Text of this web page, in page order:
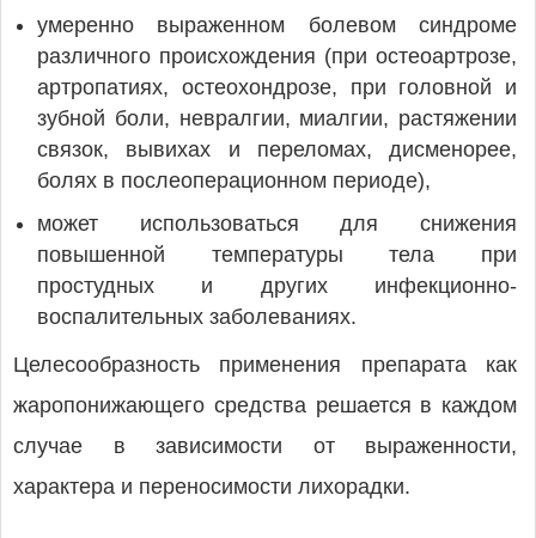
умеренно выраженном болевом синдроме
различного происхождения (при остеоартрозе,
артропатиях, остеохондрозе, при головной и
зубной боли, невралгии, миалгии, растяжении
связок, вывихах и переломах, дисменорее,
болях в послеоперационном периоде),
может использоваться для снижения
повышенной температуры тела при
простудных и других инфекционно-
воспалительных заболеваниях.
Целесообразность применения препарата как
жаропонижающего средства решается в каждом
случае в зависимости от выраженности,
характера и переносимости лихорадки.